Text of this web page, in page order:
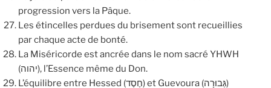
progression vers la Pâque.
Les étincelles perdues du brisement sont recueillies
par chaque acte de bonté.
La Miséricorde est ancrée dans le nom sacré YHWH
(יהוה), l’Essence même du Don.
L’équilibre entre Hessed (חֶסֶד) et Guevoura (גְּבוּרָה)